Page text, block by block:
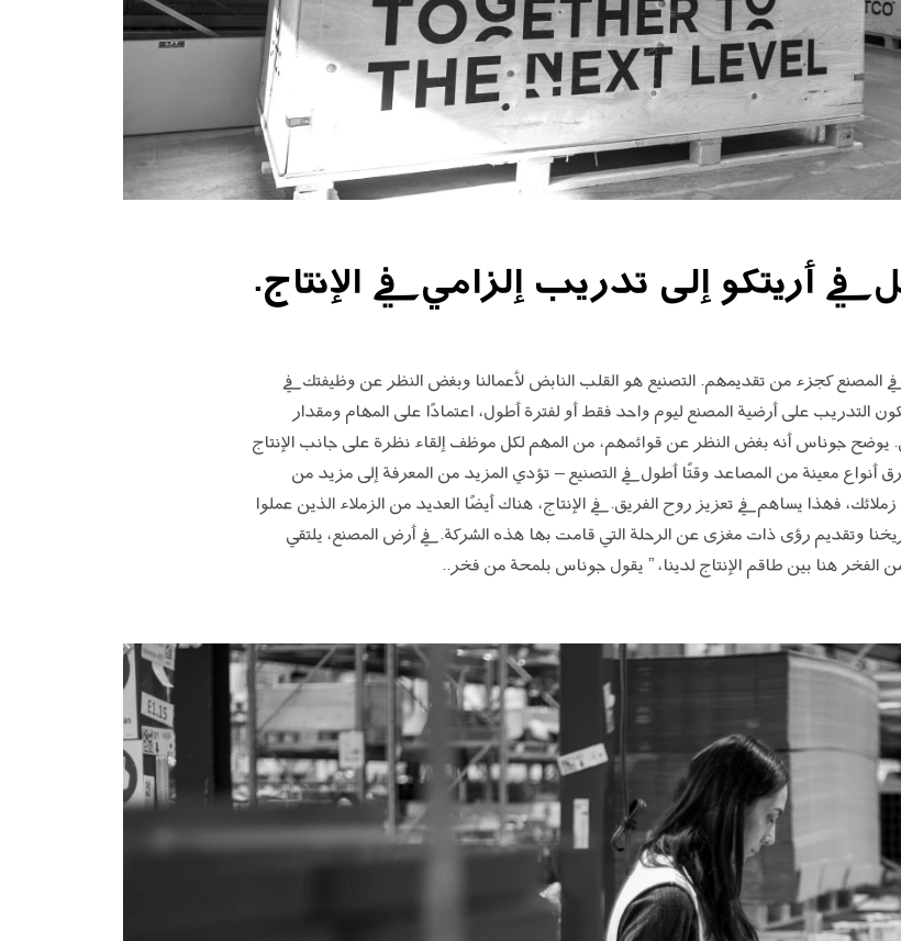
أريتكو إلى تدريب إلزامي في الإنتاج.
المصنع كجزء من تقديمهم. التصنيع هو القلب النابض لأعمالنا وبغض النظر عن وظيفتك في
التدريب على أرضية المصنع ليوم واحد فقط أو لفترة أطول، اعتمادًا على المهام ومقدار
يوضح جوناس أنه بغض النظر عن قوائمهم، من المهم لكل موظف إلقاء نظرة على جانب الإنتاج
أنواع معينة من المصاعد وقتًا أطول في التصنيع – تؤدي المزيد من المعرفة إلى مزيد من
فهذا يساهم في تعزيز روح الفريق. في الإنتاج، هناك أيضًا العديد من الزملاء الذين عملوا
وتقديم رؤى ذات مغزى عن الرحلة التي قامت بها هذه الشركة. في أرض المصنع، يلتقي
الفخر هنا بين طاقم الإنتاج لدينا، ” يقول جوناس بلمحة من فخر..